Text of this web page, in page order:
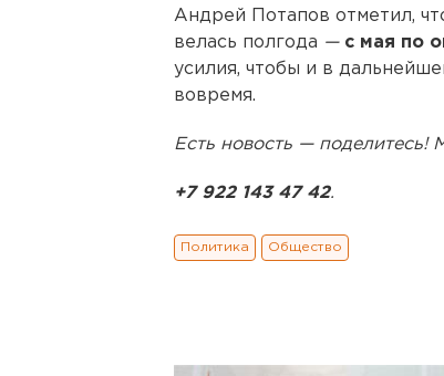
Андрей Потапов отметил,
велась полгода — с мая по
усилия, чтобы и в
вовремя.
Есть новость —
+7 922 143 47 42.
Политика Общество